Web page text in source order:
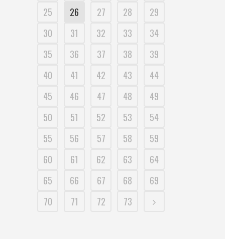
25
26 27 28
29
30
31 32 33
34
35
36 37 38
39
40
41 42 43
44
45
46 47 48
49
50
51 52 53
54
55
56 57 58
59
60
61 62 63
64
65
66 67 68
69
70
71 72 73